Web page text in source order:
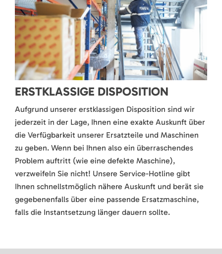
ERSTKLASSIGE DISPOSITION
Aufgrund unserer erstklassigen Disposition sind wir
jederzeit in der Lage, Ihnen eine exakte Auskunft über
die Verfügbarkeit unserer Ersatzteile und Maschinen
zu geben. Wenn bei Ihnen also ein überraschendes
Problem auftritt (wie eine defekte Maschine),
verzweifeln Sie nicht! Unsere Service-Hotline gibt
Ihnen schnellstmöglich nähere Auskunft und berät sie
gegebenenfalls über eine passende Ersatzmaschine,
falls die Instantsetzung länger dauern sollte.